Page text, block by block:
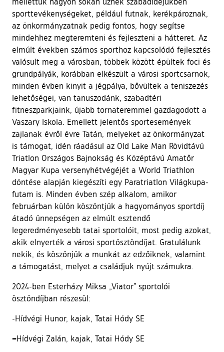
sporttevékenységeket, például futnak, kerékpároznak,
az önkormányzatnak pedig fontos, hogy segítse
mindehhez megteremteni és fejleszteni a hátteret. Az
elmúlt években számos sporthoz kapcsolódó fejlesztés
valósult meg a városban, többek között épültek foci és
grundpályák, korábban elkészült a városi sportcsarnok,
minden évben kinyit a jégpálya, bővültek a teniszezés
lehetőségei, van tanuszodánk, szabadtéri
fitneszparkjaink, újabb tornateremmel gazdagodott a
Vaszary Iskola. Emellett jelentős sportesemények
zajlanak évről évre Tatán, melyeket az önkormányzat
is támogat, idén ráadásul az Old Lake Man Rövidtávú
Triatlon Országos Bajnokság és Középtávú Amatőr
Magyar Kupa versenyhétvégéjét a World Triathlon
döntése alapján kiegészíti egy Paratriatlon Világkupa-
futam is. Minden évben szép alkalom, amikor
februárban külön köszöntjük a hagyományos sportdíj
átadó ünnepségen az elmúlt esztendő
legeredményesebb tatai sportolóit, most pedig azokat,
akik elnyerték a városi sportösztöndíjat. Gratulálunk
nekik, és köszönjük a munkát az edzőiknek, valamint
a támogatást, melyet a családjuk nyújt számukra.
2024-ben Esterházy Miksa „Viator” sportolói
ösztöndíjban részesül:
-Hídvégi Hunor, kajak, Tatai Hódy SE
–Hídvégi Zalán, kajak, Tatai Hódy SE